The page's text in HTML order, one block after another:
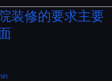
装修的要求主要